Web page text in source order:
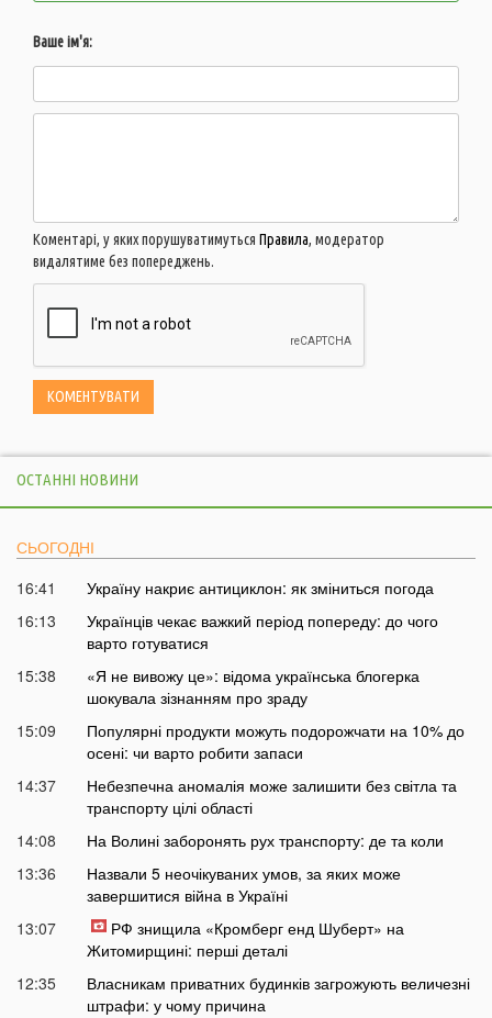
Ваше ім'я:
Коментарі, у яких порушуватимуться Правила, модератор
видалятиме без попереджень.
ОСТАННІ НОВИНИ
СЬОГОДНІ
16:41
Україну накриє антициклон: як зміниться погода
16:13
Українців чекає важкий період попереду: до чого
варто готуватися
15:38
«Я не вивожу це»: відома українська блогерка
шокувала зізнанням про зраду
15:09
Популярні продукти можуть подорожчати на 10% до
осені: чи варто робити запаси
14:37
Небезпечна аномалія може залишити без світла та
транспорту цілі області
14:08
На Волині заборонять рух транспорту: де та коли
13:36
Назвали 5 неочікуваних умов, за яких може
завершитися війна в Україні
13:07
РФ знищила «Кромберг енд Шуберт» на
Житомирщині: перші деталі
12:35
Власникам приватних будинків загрожують величезні
штрафи: у чому причина